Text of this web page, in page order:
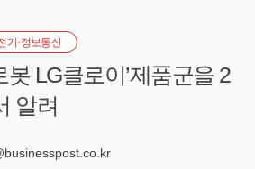
기·정보통신
LG클로이’제품군을 2
알려